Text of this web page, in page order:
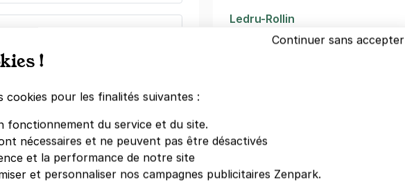
(tarifs dégressifs)
Ledru-Rollin
Victor Hugo
Chemin Vert
Richard Lenoir
Continuer sans accepter
!
cookies pour les finalités suivantes :
fonctionnement du service et du site.
nécessaires et ne peuvent pas être désactivés
et la performance de notre site
et personnaliser nos campagnes publicitaires Zenpark.